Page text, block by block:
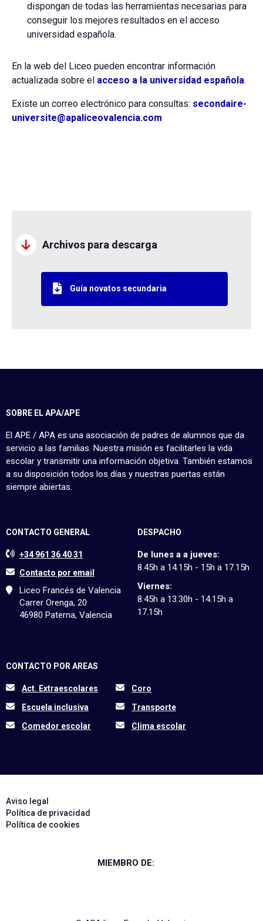
Archivos para descarga
Guía novatos secundaria
dispongan de todas las herramientas necesarias para
conseguir los mejores resultados en el acceso
universidad española.
En la web del Liceo pueden encontrar información
actualizada sobre el acceso a la universidad española.
Existe un correo electrónico para consultas: secondaire-
universite@apaliceovalencia.com
SOBRE EL APA/APE
El APE / APA es una asociación de padres de alumnos que da
servicio a las familias. Nuestra misión es facilitarles la vida
escolar y transmitir una información objetiva. También estamos
a su disposición todos los días y nuestras puertas están
siempre abiertas.
CONTACTO GENERAL
+34 961 36 40 31
Contacto por email
Liceo Francés de Valencia
Carrer Orenga, 20
46980 Paterna, Valencia
DESPACHO
De lunes a a jueves:
8.45h a 14.15h - 15h a 17.15h
Viernes:
8.45h a 13.30h - 14.15h a
17.15h
CONTACTO POR AREAS
Act. Extraescolares
Coro
Escuela inclusiva
Transporte
Comedor escolar
Clima escolar
MIEMBRO DE:
Aviso legal
Política de privacidad
Política de cookies